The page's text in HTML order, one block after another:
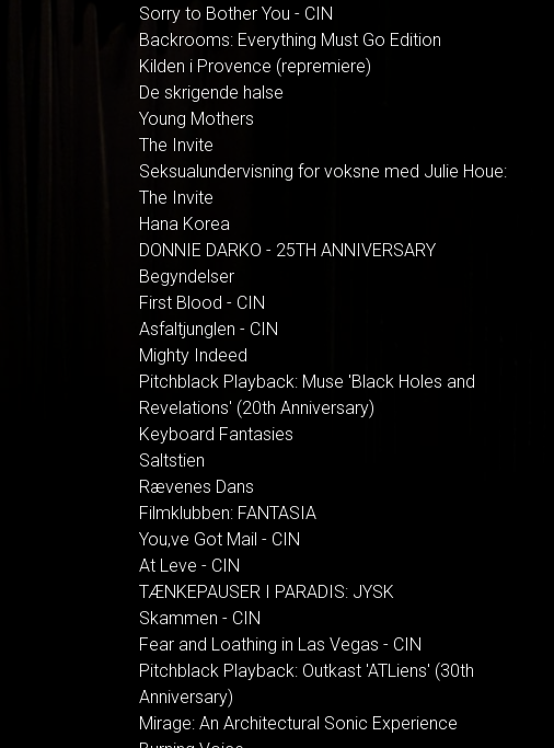
Sorry to Bother You - CIN
Backrooms: Everything Must Go Edition
Kilden i Provence (repremiere)
De skrigende halse
Young Mothers
The Invite
Seksualundervisning for voksne med Julie Houe:
The Invite
Hana Korea
DONNIE DARKO - 25TH ANNIVERSARY
Begyndelser
First Blood - CIN
Asfaltjunglen - CIN
Mighty Indeed
Pitchblack Playback: Muse 'Black Holes and
Revelations' (20th Anniversary)
Keyboard Fantasies
Saltstien
Rævenes Dans
Filmklubben: FANTASIA
You,ve Got Mail - CIN
At Leve - CIN
TÆNKEPAUSER I PARADIS: JYSK
Skammen - CIN
Fear and Loathing in Las Vegas - CIN
Pitchblack Playback: Outkast 'ATLiens' (30th
Anniversary)
Mirage: An Architectural Sonic Experience